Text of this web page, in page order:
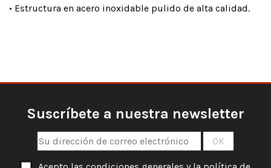
• Estructura en acero inoxidable pulido de alta calidad.
Suscríbete a nuestra newsletter